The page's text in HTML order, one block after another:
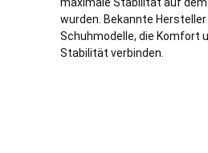
wurden. Bekannte
Schuhmodelle, die Komfort
Stabilität verbinden.